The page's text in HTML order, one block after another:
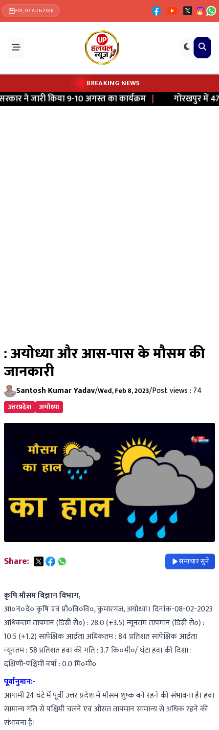
FRI, 07 AUG 2026
BREAKING NEWS
ने जारी किया 9-10 अगस्त का कार्यक्रम | गोरखपुर में
: अयोध्या और आस-पास के मौसम की
जानकारी
Santosh Kumar Yadav/Wed, Feb 8, 2023/Post views : 74
उत्तरप्रदेश अयोध्या
Share: समाचार सुनें
कृषि मौसम विज्ञान विभाग,
आ०न०दे० कृषि एवं प्रौ०वि०वि०, कुमारगंज, अयोध्या। दिनांक-08-02-2023
अधिकतम तापमान (डिग्री से०) : 28.0 (+3.5) न्यूनतम तापमान (डिग्री से०) :
10.5 (+1.2) सापेक्षिक आर्द्रता अधिकतम : 84 प्रतिशत सापेक्षिक आर्द्रता
न्यूनतम : 58 प्रतिशत हवा की गति : 3.7 कि०मी०/ घंटा हवा की दिशा :
दक्षिणी-पश्चिमी वर्षा : 0.0 मि०मी०
पूर्वानुमान:-
आगामी 24 घंटे में पूर्वी उत्तर प्रदेश में मौसम शुष्क बने रहने की संभावना है। हवा
सामान्य गति से पश्चिमी चलने एवं औसत तापमान सामान्य से अधिक रहने की
संभावना है।